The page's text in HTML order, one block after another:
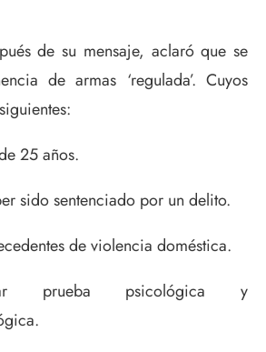
de su mensaje, aclaró que se
de armas ‘regulada’. Cuyos
25 años.
sido sentenciado por un delito.
de violencia doméstica.
prueba psicológica y